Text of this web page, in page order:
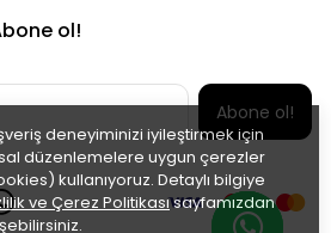
deneyiminizi iyileştirmek için
düzenlemelere uygun çerezler
kullanıyoruz. Detaylı bilgiye
ve Çerez Politikasısayfamızdan
ol!
Abone ol!